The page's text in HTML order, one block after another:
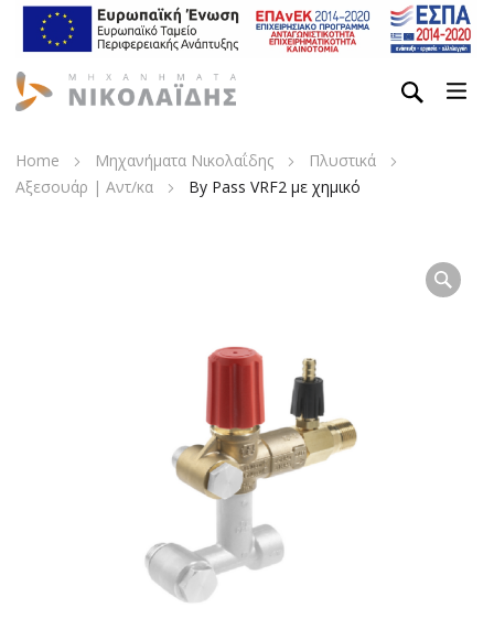
Home Μηχανήματα Νικολαΐδης
Πλυστικά
Αξεσουάρ | Αντ/κα
By Pass VRF2 με χημικό